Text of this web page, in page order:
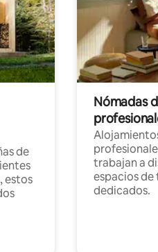
de
estos
Nómadas
trabajan a
espacios
dedicados.